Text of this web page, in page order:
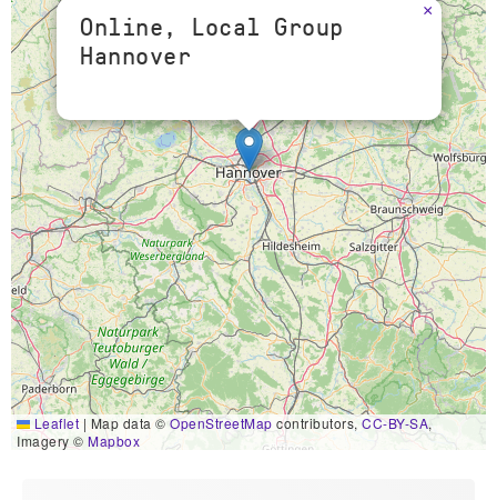
Online, Local Group
Hannover
×
Leaflet | Map data ©OpenStreetMap contributors, CC-BY-SA,
Imagery © Mapbox